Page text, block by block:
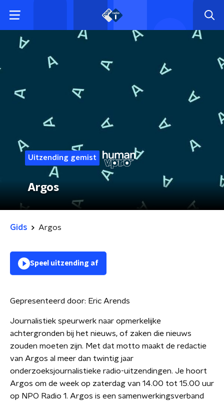
Uitzending gemist
Argos
Gids Argos
Speel uitzending af
Gepresenteerd door: Eric Arends
Journalistiek speurwerk naar opmerkelijke
achtergronden bij het nieuws, of zaken die nieuws
zouden moeten zijn. Met dat motto maakt de redactie
van Argos al meer dan twintig jaar
onderzoeksjournalistieke radio-uitzendingen. Je hoort
Argos om de week op zaterdag van 14.00 tot 15.00 uur
op NPO Radio 1. Argos is een samenwerkingsverband